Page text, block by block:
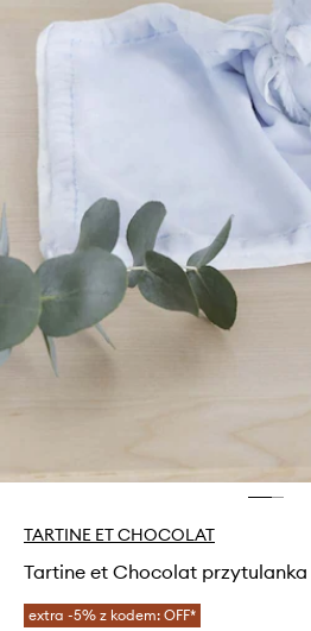
TARTINE ET CHOCOLAT
Tartine et Chocolat przytulanka
extra -5% z kodem: OFF*